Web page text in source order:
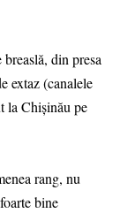
din presa
extaz (canalele
la Chișinău pe
rang, nu
bine